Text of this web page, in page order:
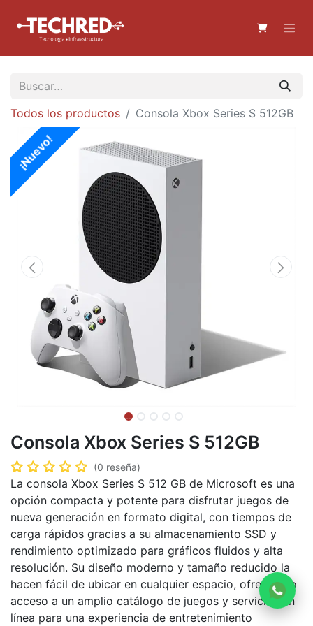
Todos los productos Consola Xbox Series S 512GB
¡Nuevo!
Consola Xbox Series S 512GB
(0 reseña)
La consola Xbox Series S 512 GB de Microsoft es una
opción compacta y potente para disfrutar juegos de
nueva generación en formato digital, con tiempos de
carga rápidos gracias a su almacenamiento SSD y
rendimiento optimizado para gráficos fluidos y alta
resolución. Su diseño moderno y tamaño reducido la
hacen fácil de ubicar en cualquier espacio, ofreciendo
acceso a un amplio catálogo de juegos y servicios en
línea para una experiencia de entretenimiento